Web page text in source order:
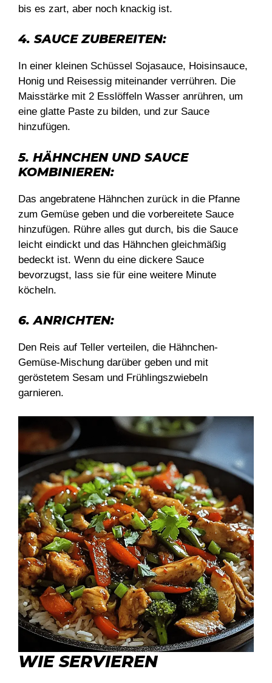
bis es zart, aber noch knackig ist.
4. SAUCE ZUBEREITEN:
In einer kleinen Schüssel Sojasauce, Hoisinsauce,
Honig und Reisessig miteinander verrühren. Die
Maisstärke mit 2 Esslöffeln Wasser anrühren, um
eine glatte Paste zu bilden, und zur Sauce
hinzufügen.
5. HÄHNCHEN UND SAUCE
KOMBINIEREN:
Das angebratene Hähnchen zurück in die Pfanne
zum Gemüse geben und die vorbereitete Sauce
hinzufügen. Rühre alles gut durch, bis die Sauce
leicht eindickt und das Hähnchen gleichmäßig
bedeckt ist. Wenn du eine dickere Sauce
bevorzugst, lass sie für eine weitere Minute
köcheln.
6. ANRICHTEN:
Den Reis auf Teller verteilen, die Hähnchen-
Gemüse-Mischung darüber geben und mit
geröstetem Sesam und Frühlingszwiebeln
garnieren.
WIE SERVIEREN